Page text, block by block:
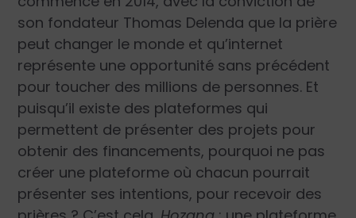
son fondateur Thomas Delenda que la prière
peut changer le monde et qu’internet
représente une opportunité sans précédent
pour toucher des millions de personnes. Et
puisqu’il existe des plateformes qui
permettent de présenter des projets pour
obtenir des financements, pourquoi ne pas
créer une plateforme où chacun pourrait
présenter ses intentions, pour recevoir des